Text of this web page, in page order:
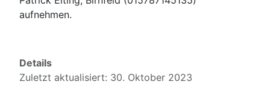
aufnehmen.
Details
Zuletzt aktualisiert: 30. Oktober 2023